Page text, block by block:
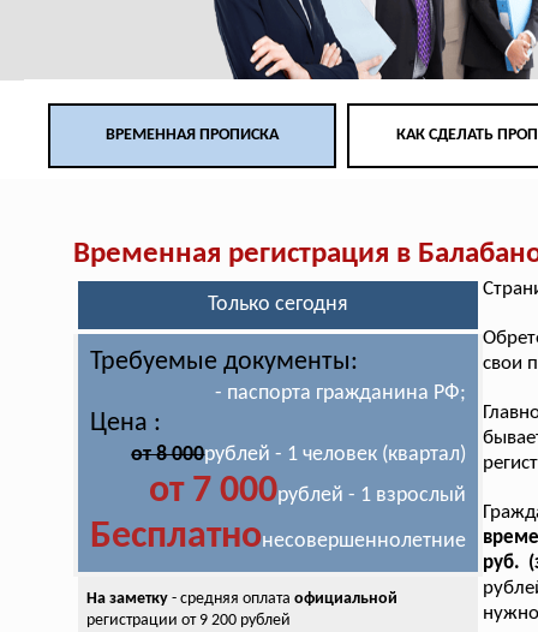
ВРЕМЕННАЯ ПРОПИСКА КАК СДЕЛАТЬ
Временная регистрация в
Только сегодня
Требуемые документы:
- паспорта гражданина РФ;
Цена :
от 8 000рублей - 1 человек (квартал)
от 7 000рублей - 1 взрослый
Бесплатнонесовершеннолетние
На заметку - средняя оплатаофициальной
регистрации от 9 200 рублей
свои
руб.